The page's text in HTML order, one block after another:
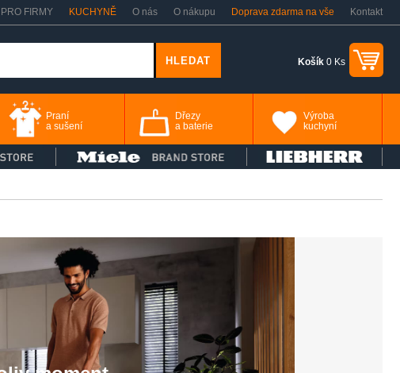
PRO FIRMY KUCHYNĚ O nás O nákupu Doprava zdarma na vše Kontakt
Košík0 Ks
Praní
a sušení
Dřezy
a baterie
Výroba
kuchyní